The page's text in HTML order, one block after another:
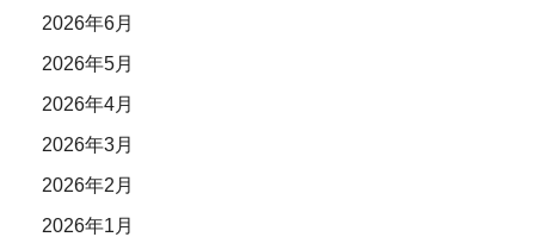
2026年6月
2026年5月
2026年4月
2026年3月
2026年2月
2026年1月